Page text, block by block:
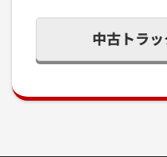
中古トラ